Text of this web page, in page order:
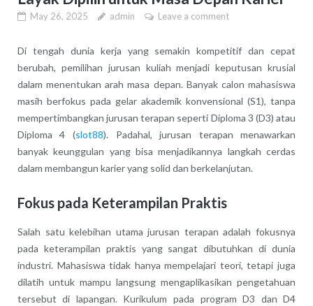
May 26, 2025 admin Leave a comment
Di tengah dunia kerja yang semakin kompetitif dan cepat
berubah, pemilihan jurusan kuliah menjadi keputusan krusial
dalam menentukan arah masa depan. Banyak calon mahasiswa
masih berfokus pada gelar akademik konvensional (S1), tanpa
mempertimbangkan jurusan terapan seperti Diploma 3 (D3) atau
Diploma 4 (slot88). Padahal, jurusan terapan menawarkan
banyak keunggulan yang bisa menjadikannya langkah cerdas
dalam membangun karier yang solid dan berkelanjutan.
Fokus pada Keterampilan Praktis
Salah satu kelebihan utama jurusan terapan adalah fokusnya
pada keterampilan praktis yang sangat dibutuhkan di dunia
industri. Mahasiswa tidak hanya mempelajari teori, tetapi juga
dilatih untuk mampu langsung mengaplikasikan pengetahuan
tersebut di lapangan. Kurikulum pada program D3 dan D4